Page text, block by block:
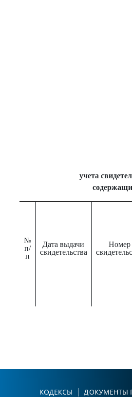
учета
№
п/
п
Дата выдачи
свидетельства
Номер
КОДЕКСЫ
ДОКУМЕНТЫ